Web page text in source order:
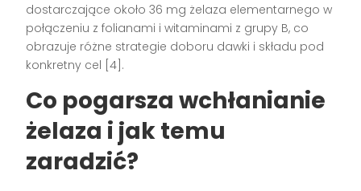
dostarczające około 36 mg żelaza elementarnego w
połączeniu z folianami i witaminami z grupy B, co
obrazuje różne strategie doboru dawki i składu pod
konkretny cel [4].
Co pogarsza wchłanianie
żelaza i jak temu
zaradzić?